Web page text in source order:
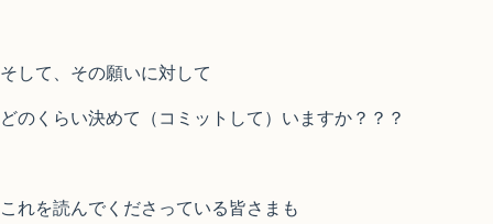
そして、その願いに対して
どのくらい決めて（コミットして）いますか？？？
これを読んでくださっている皆さまも